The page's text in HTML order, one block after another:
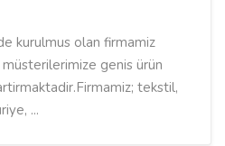
kurulmus olan firmamiz
genis ürün
tekstil,
...